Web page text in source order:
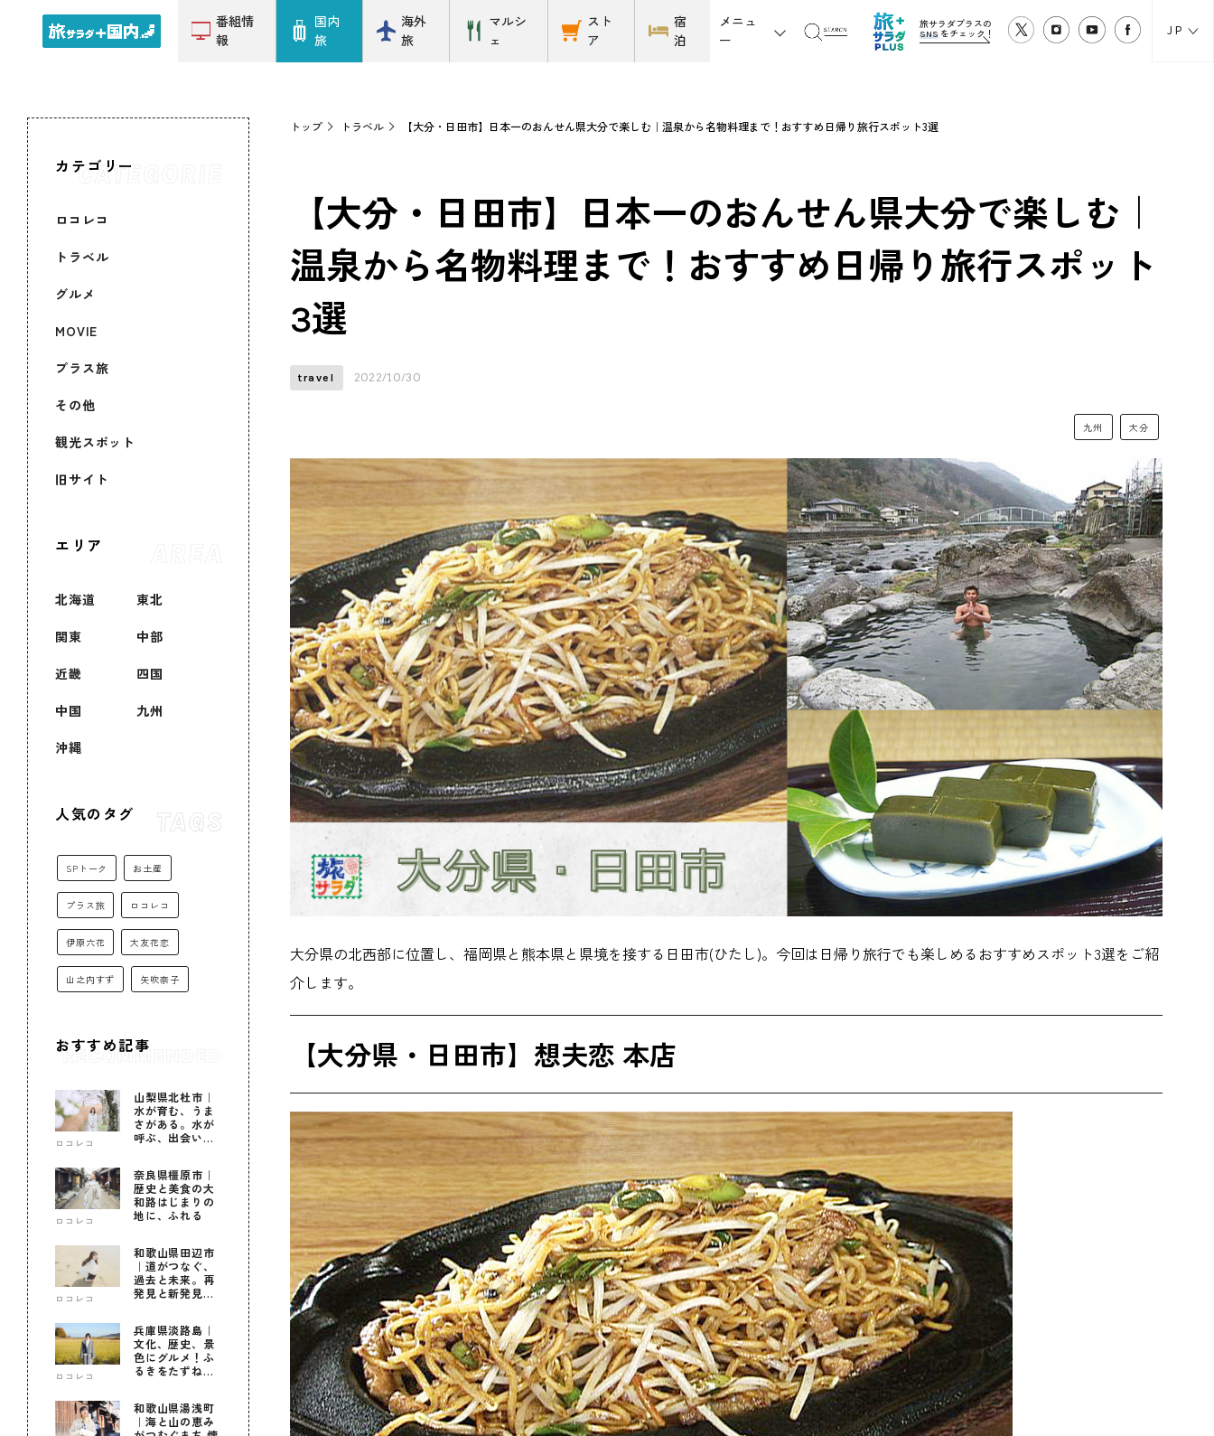
番組情
報
国内
旅
海外
旅
マルシ
ェ
スト
ア
宿
泊
メニュ
ー
旅サラダプラスの
SNS をチェック！ JP
カテゴリー
ロコレコ
トラベル
グルメ
MOVIE
プラス旅
その他
観光スポット
旧サイト
エリア
北海道 東北
関東 中部
近畿 四国
中国 九州
沖縄
人気のタグ
SPトーク お土産
プラス旅 ロコレコ
伊原六花 大友花恋
山之内すず 矢吹奈子
おすすめ記事
ロコレコ
山梨県北杜市｜
水が育む、うま
さがある。水が
呼ぶ、出会いが
ロコレコ
奈良県橿原市｜
歴史と美食の大
和路はじまりの
地に、ふれる
ロコレコ
和歌山県田辺市
｜道がつなぐ、
過去と未来。再
発見と新発見の
ロコレコ
兵庫県淡路島｜
文化、歴史、景
色にグルメ！ふ
るきをたずねて
和歌山県湯浅町
｜海と山の恵み
トップ トラベル 【大分・日田市】日本一のおんせん県大分で楽しむ｜温泉から名物料理まで！おすすめ日帰り旅行スポット3選
【大分・日田市】日本一のおんせん県大分で楽しむ｜
温泉から名物料理まで！おすすめ日帰り旅行スポット
3選
travel 2022/10/30
九州 大分
大分県の北西部に位置し、福岡県と熊本県と県境を接する日田市(ひたし)。今回は日帰り旅行でも楽しめるおすすめスポット3選をご紹
介します。
【大分県・日田市】想夫恋 本店